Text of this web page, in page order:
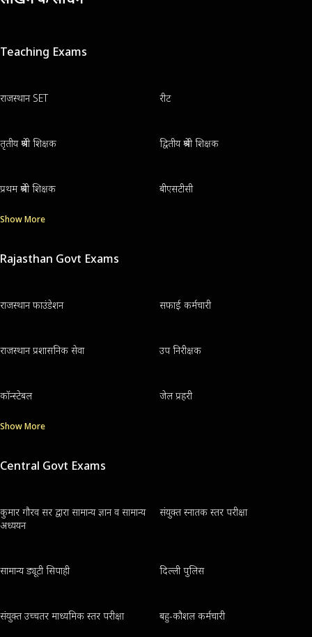
Teaching Exams
राजस्थान SET रीट
तृतीय श्रेणी शिक्षक द्वितीय श्रेणी शिक्षक
प्रथम श्रेणी शिक्षक बीएसटीसी
Show More
Rajasthan Govt Exams
राजस्थान फाउंडेशन सफाई कर्मचारी
राजस्थान प्रशासनिक सेवा उप निरीक्षक
कॉन्स्टेबल जेल प्रहरी
Show More
Central Govt Exams
कुमार गौरव सर द्वारा सामान्य ज्ञान व सामान्य
अध्ययन
संयुक्त स्नातक स्तर परीक्षा
सामान्य ड्यूटी सिपाही दिल्ली पुलिस
संयुक्त उच्चतर माध्यमिक स्तर परीक्षा बहु-कौशल कर्मचारी